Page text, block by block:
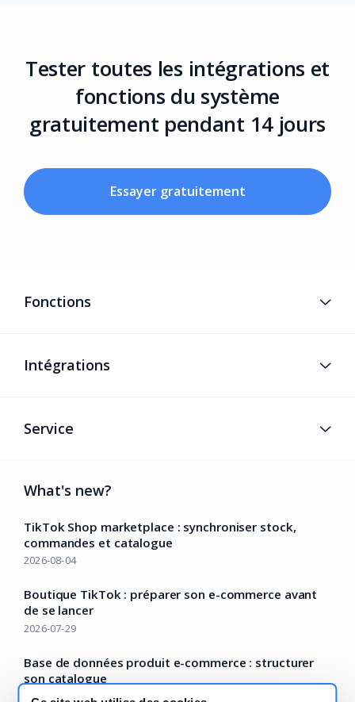
Tester toutes les intégrations et
fonctions du système
gratuitement pendant 14 jours
Essayer gratuitement
Fonctions
Intégrations
Service
What's new?
TikTok Shop marketplace : synchroniser stock,
commandes et catalogue
2026-08-04
Boutique TikTok : préparer son e-commerce avant
de se lancer
2026-07-29
Base de données produit e-commerce : structurer
son catalogue
2026-07-22